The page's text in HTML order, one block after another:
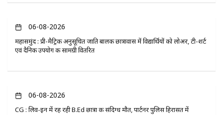
06-08-2026
महासमुंद : प्री-मैट्रिक अनुसूचित जाति बालक छात्रावास में विद्यार्थियों को लोअर, टी-शर्ट
एवं दैनिक उपयोग की सामग्री वितरित
06-08-2026
CG : लिव-इन में रह रही B.Ed छात्रा की संदिग्ध मौत, पार्टनर पुलिस हिरासत में